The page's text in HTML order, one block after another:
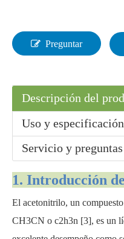
Preguntar
Descripción del
Uso y especificación
Servicio y
1. Introducción
El acetonitrilo, un
CH3CN o c2h3n [3], es un